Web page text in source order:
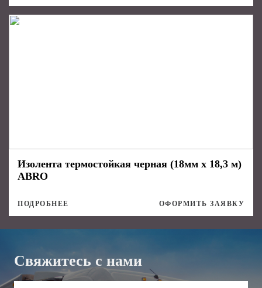
Изолента термостойкая черная (18мм х 18,3 м)
ABRO
ПОДРОБНЕЕ ОФОРМИТЬ ЗАЯВКУ
Свяжитесь с нами